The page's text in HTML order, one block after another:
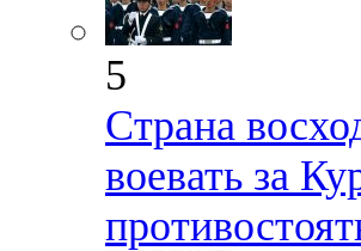
5
Страна
воевать за